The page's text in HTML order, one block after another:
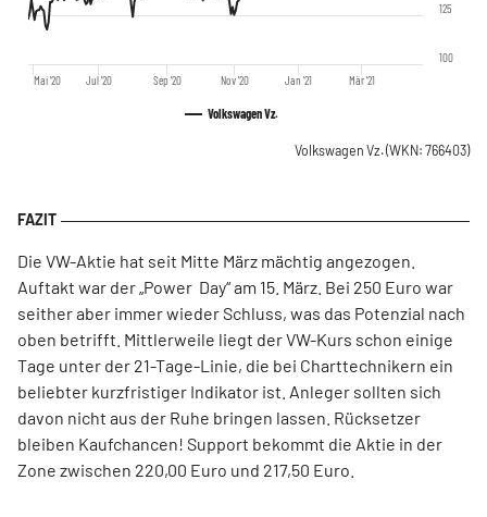
Volkswagen Vz.
Mai '20 Jul '20 Sep '20 Nov '20 Jan '21 Mär '21
100
125
Volkswagen Vz.(WKN: 766403)
Die VW-Aktie hat seit Mitte März mächtig angezogen.
Auftakt war der „Power Day“ am 15. März. Bei 250 Euro war
seither aber immer wieder Schluss, was das Potenzial nach
oben betrifft. Mittlerweile liegt der VW-Kurs schon einige
Tage unter der 21-Tage-Linie, die bei Charttechnikern ein
beliebter kurzfristiger Indikator ist. Anleger sollten sich
davon nicht aus der Ruhe bringen lassen. Rücksetzer
bleiben Kaufchancen! Support bekommt die Aktie in der
Zone zwischen 220,00 Euro und 217,50 Euro.